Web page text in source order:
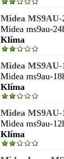
Midea
Midea ms9au-
Klíma
Midea
Midea ms9au-
Klíma
Midea
Midea ms9au-
Klíma